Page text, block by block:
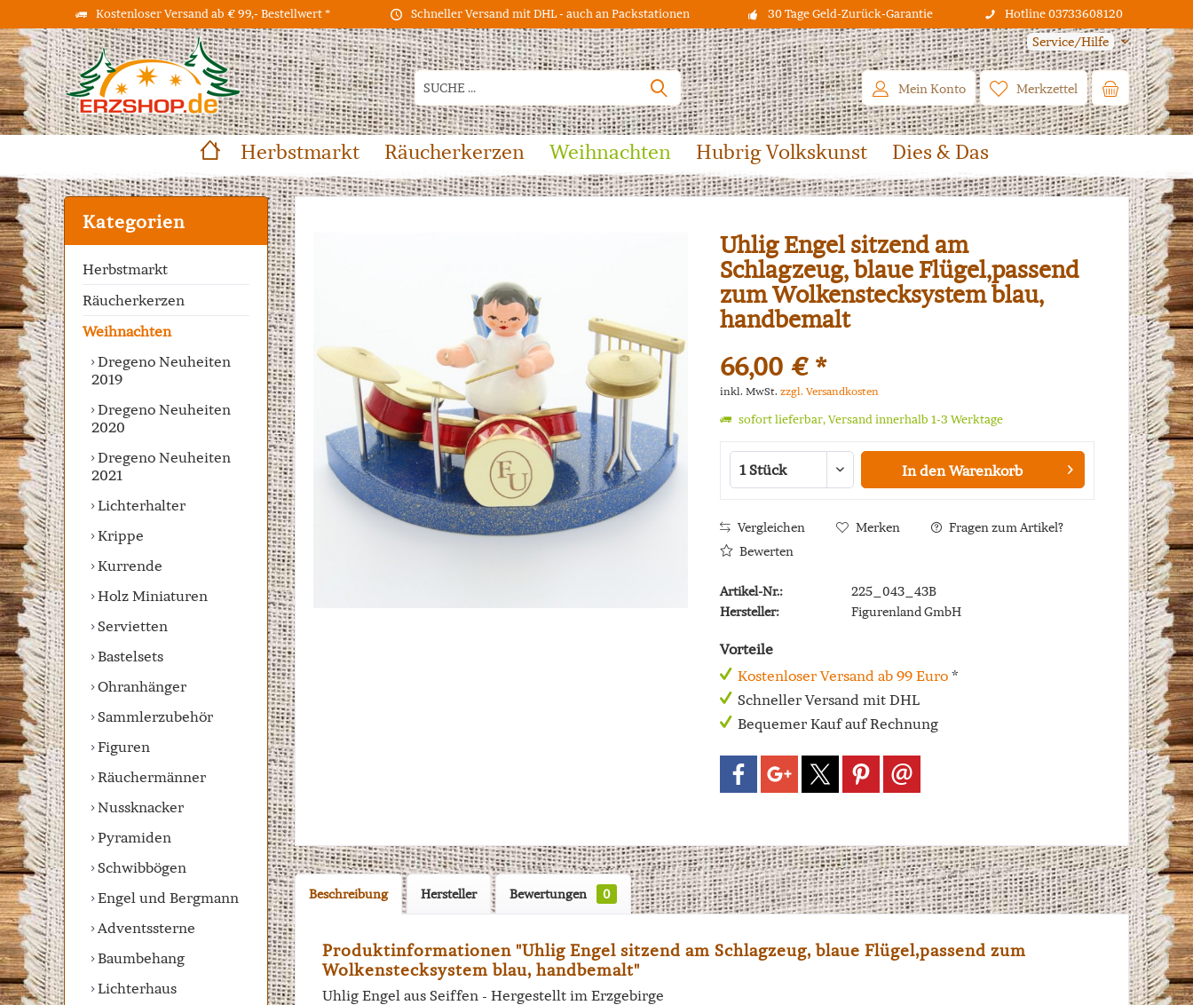
Kostenloser Versand ab € 99,- Bestellwert * Schneller Versand mit DHL - auch an Packstationen 30 Tage Geld-Zurück-Garantie Hotline 03733608120
Service/Hilfe
Merkzettel
Mein Konto
Herbstmarkt Räucherkerzen Weihnachten Hubrig Volkskunst Dies & Das
Kategorien
Herbstmarkt
Räucherkerzen
Weihnachten
Dregeno Neuheiten
2019
Dregeno Neuheiten
2020
Dregeno Neuheiten
2021
Lichterhalter
Krippe
Kurrende
Holz Miniaturen
Servietten
Bastelsets
Ohranhänger
Sammlerzubehör
Figuren
Räuchermänner
Nussknacker
Pyramiden
Schwibbögen
Engel und Bergmann
Adventssterne
Baumbehang
Lichterhaus
Uhlig Engel sitzend am
Schlagzeug, blaue Flügel,passend
zum Wolkenstecksystem blau,
handbemalt
66,00 € *
inkl. MwSt. zzgl. Versandkosten
sofort lieferbar, Versand innerhalb 1-3 Werktage
In den Warenkorb
Vergleichen Merken
Fragen zum Artikel?
Bewerten
Artikel-Nr.:
225_043_43B
Hersteller:
Figurenland GmbH
Vorteile
Kostenloser Versand ab 99 Euro*
Schneller Versand mit DHL
Bequemer Kauf auf Rechnung
Beschreibung Hersteller Bewertungen 0
Produktinformationen "Uhlig Engel sitzend am Schlagzeug, blaue Flügel,passend zum
Wolkenstecksystem blau, handbemalt"
Uhlig Engel aus Seiffen - Hergestellt im Erzgebirge